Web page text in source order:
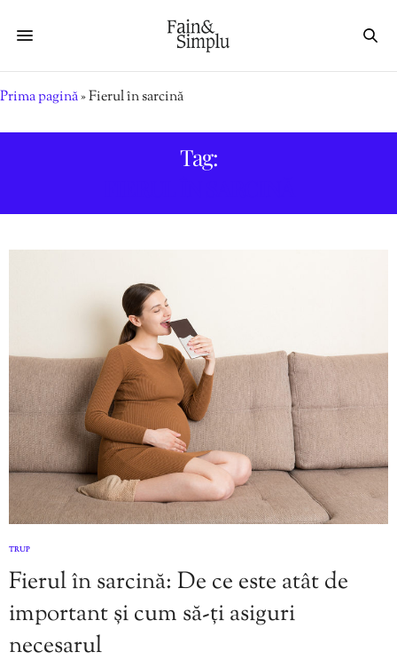
Prima pagină»Fierul în sarcină
Tag:
TRUP
Fierul în sarcină: De ce este atât de
important și cum să-ți asiguri
necesarul